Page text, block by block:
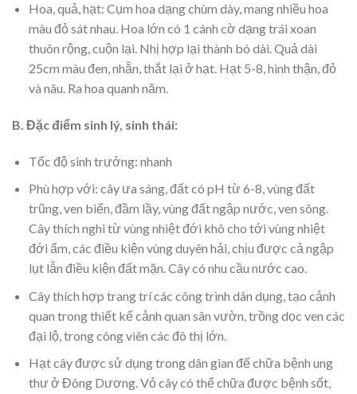
Hoa, quả, hạt: Cụm hoa dạng chùm dày, mang nhiều hoa
màu đỏ sát nhau. Hoa lớn có 1 cánh cờ dạng trái xoan
thuôn rộng, cuộn lại. Nhị hợp lại thành bó dài. Quả dài
25cm màu đen, nhẵn, thắt lại ở hạt. Hạt 5-8, hình thận, đỏ
và nâu. Ra hoa quanh năm.
B. Đặc điểm sinh lý, sinh thái:
Tốc độ sinh trưởng: nhanh
Phù hợp với: cây ưa sáng, đất có pH từ 6-8, vùng đất
trũng, ven biển, đầm lầy, vùng đất ngập nước, ven sông.
Cây thích nghi từ vùng nhiệt đới khô cho tới vùng nhiệt
đới ẩm, các điều kiện vùng duyên hải, chịu được cả ngập
lụt lẫn điều kiện đất mặn. Cây có nhu cầu nước cao.
Cây thích hợp trang trí các công trình dân dụng, tạo cảnh
quan trong thiết kế cảnh quan sân vườn, trồng dọc ven các
đại lộ, trong công viên các đô thị lớn.
Hạt cây được sử dụng trong dân gian để chữa bệnh ung
thư ở Đông Dương. Vỏ cây có thể chữa được bệnh sốt,